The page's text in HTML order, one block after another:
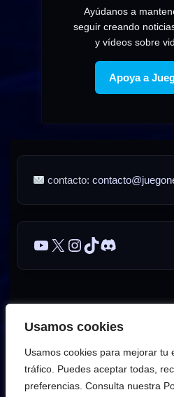
Usamos cookies
Usamos cookies para mejorar tu
tráfico. Puedes aceptar todas,
preferencias. Consulta nuestra
Ayúdanos a
seguir creando
y vídeos sobre
Apoya a
contacto:
YouTube
X Instagram
TikTok
Discord
Sobre JuegoNext Contacto
AVISO LEGAL –
Política de privacidad de